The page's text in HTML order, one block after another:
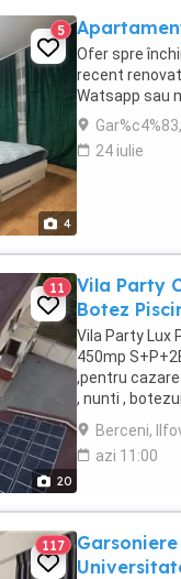
4
5
Ofer spre
recent
Watsapp sau
24 iulie
20
11
Vila Party
Botez
Vila Party Lux
450mp
,pentru
, nunti ,
party, ...
Berceni,
azi 11:00
117